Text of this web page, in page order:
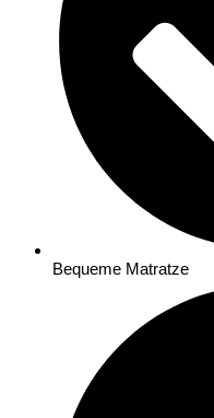
Bequeme Matratze